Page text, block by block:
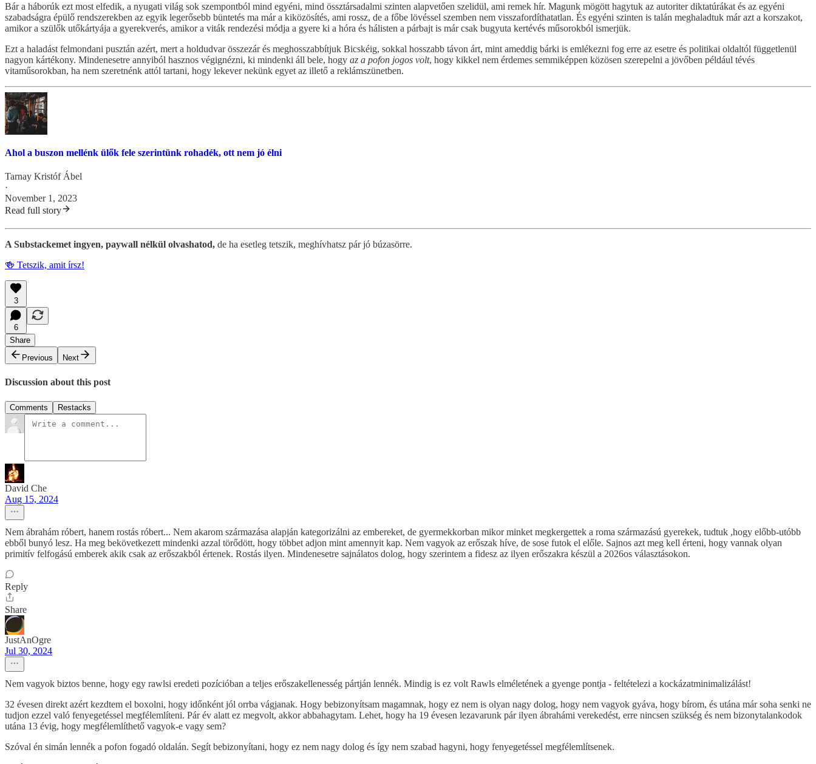
Bár a háborúk ezt most elfedik, a nyugati világ sok szempontból mind egyéni, mind össztársadalmi szinten alapvetően szelidül, ami remek hír. Magunk mögött hagytuk az autoriter diktatúrákat és az egyéni
szabadságra épülő rendszerekben az egyik legerősebb büntetés ma már a kiközösítés, ami rossz, de a főbe lövéssel szemben nem visszafordíthatatlan. És egyéni szinten is talán meghaladtuk már azt a korszakot,
amikor a szülők utőkártyája a gyerekverés, amikor a viták rendezési módja a gyere ki a hóra és hálisten a párbajt is már csak bugyuta kertévés műsorokból ismerjük.
Ezt a haladást felmondani pusztán azért, mert a holdudvar összezár és meghosszabbítjuk Bicskéig, sokkal hosszabb távon árt, mint ameddig bárki is emlékezni fog erre az esetre és politikai oldaltól függetlenül
nagyon kártékony. Mindenesetre annyiból hasznos végignézni, ki mindenki áll bele, hogy az a pofon jogos volt, hogy kikkel nem érdemes semmiképpen közösen szerepelni a jövőben például tévés
vitaműsorokban, ha nem szeretnénk attól tartani, hogy lekever nekünk egyet az illető a reklámszünetben.
Ahol a buszon mellénk ülők fele szerintünk rohadék, ott nem jó élni
Tarnay Kristóf Ábel
·
November 1, 2023
Read full story
A Substackemet ingyen, paywall nélkül olvashatod, de ha esetleg tetszik, meghívhatsz pár jó búzasörre.
🍻 Tetszik, amit írsz!
3
6
Share
Previous
Next
Discussion about this post
Comments Restacks
David Che
Aug 15, 2024
Nem ábrahám róbert, hanem rostás róbert... Nem akarom származása alapján kategorizálni az embereket, de gyermekkorban mikor minket megkergettek a roma származású gyerekek, tudtuk ,hogy előbb-utóbb
ebből bunyó lesz. Ha meg bekövetkezett mindenki azzal törődött, hogy többet adjon mint amennyit kap. Nem vagyok az erőszak híve, de sose futok el előle. Sajnos azt meg kell érteni, hogy vannak olyan
primitív felfogású emberek akik csak az erőszakból értenek. Rostás ilyen. Mindenesetre sajnálatos dolog, hogy szerintem a fidesz az ilyen erőszakra készül a 2026os választásokon.
Reply
Share
JustAnOgre
Jul 30, 2024
Nem vagyok biztos benne, hogy egy rawlsi eredeti pozícióban a teljes erőszakellenesség pártján lennék. Mindig is ez volt Rawls elméletének a gyenge pontja - feltételezi a kockázatminimalizálást!
32 évesen direkt azért kezdtem el boxolni, hogy időnként jól orrba vágjanak. Hogy bebizonyítsam magamnak, hogy ez nem is olyan nagy dolog, hogy nem vagyok gyáva, hogy bírom, és utána már soha senki ne
tudjon ezzel való fenyegetéssel megfélemlíteni. Pár év alatt ez megvolt, akkor abbahagytam. Lehet, hogy ha 19 évesen lezavarunk pár ilyen ábrahámi verekedést, erre nincsen szükség és nem bizonytalankodok
utána 13 évig, hogy megfélemlíthető vagyok-e vagy sem?
Szóval én simán lennék a pofon fogadó oldalán. Segít bebizonyítani, hogy ez nem nagy dolog és így nem szabad hagyni, hogy fenyegetéssel megfélemlítsenek.